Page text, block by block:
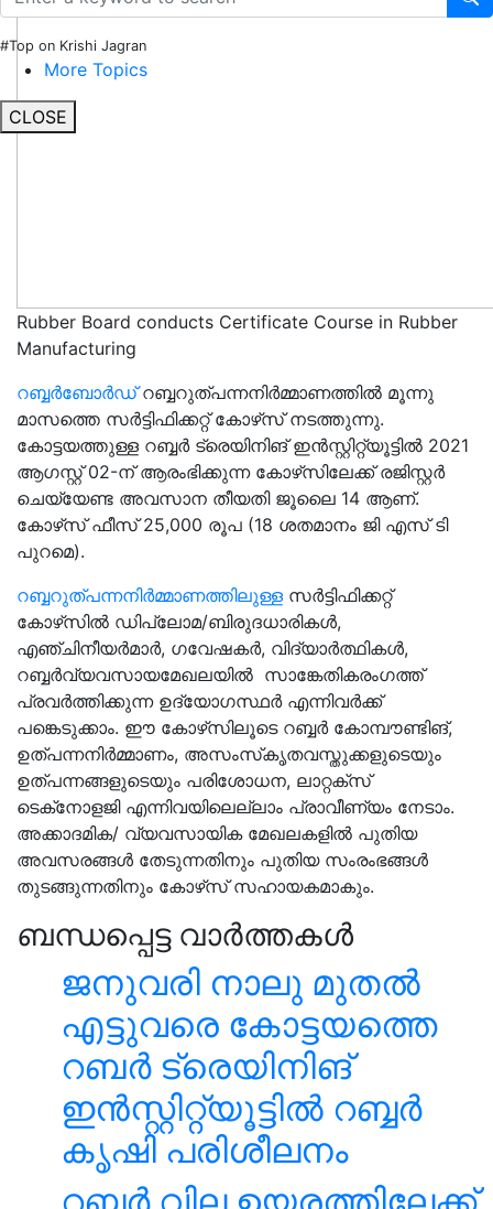
#Top on Krishi Jagran
More Topics
CLOSE
Rubber Board conducts Certificate Course in Rubber
Manufacturing
റബ്ബര്‍ബോര്‍ഡ്റബ്ബറുത്പന്നനിര്‍മ്മാണത്തില്‍ മൂന്നു
മാസത്തെ സര്‍ട്ടിഫിക്കറ്റ് കോഴ്‌സ് നടത്തുന്നു.
കോട്ടയത്തുള്ള റബ്ബര്‍ ട്രെയിനിങ് ഇന്‍സ്റ്റിറ്റ്യൂട്ടില്‍ 2021
ആഗസ്റ്റ് 02-ന് ആരംഭിക്കുന്ന കോഴ്‌സിലേക്ക് രജിസ്റ്റര്‍
ചെയ്യേണ്ട അവസാന തീയതി ജൂലൈ 14 ആണ്.
കോഴ്‌സ് ഫീസ് 25,000 രൂപ (18 ശതമാനം ജി എസ് ടി
പുറമെ).
റബ്ബറുത്പന്നനിര്‍മ്മാണത്തിലുള്ള സര്‍ട്ടിഫിക്കറ്റ്
കോഴ്‌സില്‍ ഡിപ്ലോമ/ബിരുദധാരികള്‍,
എഞ്ചിനീയര്‍മാര്‍, ഗവേഷകര്‍, വിദ്യാര്‍ത്ഥികള്‍,
റബ്ബര്‍വ്യവസായമേഖലയില്‍ സാങ്കേതികരംഗത്ത്
പ്രവര്‍ത്തിക്കുന്ന ഉദ്യോഗസ്ഥര്‍ എന്നിവര്‍ക്ക്
പങ്കെടുക്കാം. ഈ കോഴ്‌സിലൂടെ റബ്ബര്‍ കോമ്പൗണ്ടിങ്,
ഉത്പന്നനിര്‍മ്മാണം, അസംസ്‌കൃതവസ്തുക്കളുടെയും
ഉത്പന്നങ്ങളുടെയും പരിശോധന, ലാറ്റക്‌സ്
ടെക്‌നോളജി എന്നിവയിലെല്ലാം പ്രാവീണ്യം നേടാം.
അക്കാദമിക/ വ്യവസായിക മേഖലകളില്‍ പുതിയ
അവസരങ്ങള്‍ തേടുന്നതിനും പുതിയ സംരംഭങ്ങള്‍
തുടങ്ങുന്നതിനും കോഴ്‌സ് സഹായകമാകും.
ബന്ധപ്പെട്ട വാർത്തകൾ
ജനുവരി നാലു മുതൽ
എട്ടുവരെ കോട്ടയത്തെ
റബർ ട്രെയിനിങ്
ഇൻസ്റ്റിറ്റ്യൂട്ടിൽ റബ്ബർ
കൃഷി പരിശീലനം